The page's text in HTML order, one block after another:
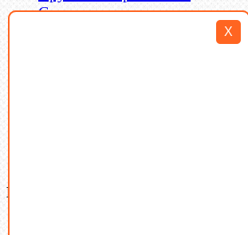
X
Стопорные кольца
Латунный и бронзовый
Ваша корзина